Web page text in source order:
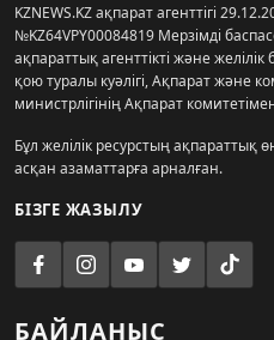
KZNEWS.KZ ақпарат агенттігі
№KZ64VPY00084819 Мерзімді
ақпараттық агенттікті және
қою туралы куәлігі, Ақпарат және
министрлігінің Ақпарат
Бұл желілік ресурстың ақпараттық
асқан азаматтарға арналған.
БІЗГЕ ЖАЗЫЛУ
БАЙЛАНЫС